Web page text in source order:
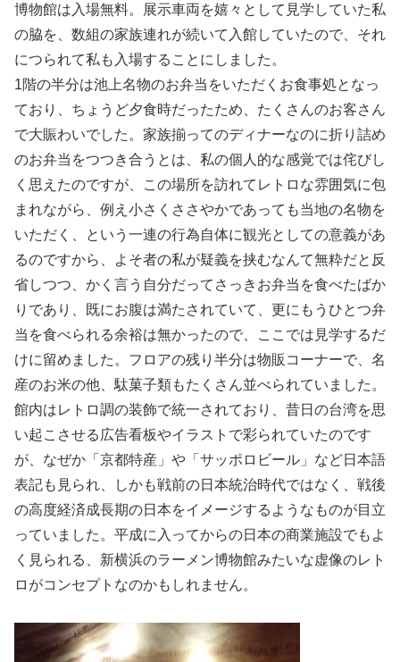
博物館は入場無料。展示車両を嬉々として見学していた私
の脇を、数組の家族連れが続いて入館していたので、それ
につられて私も入場することにしました。
1階の半分は池上名物のお弁当をいただくお食事処となっ
ており、ちょうど夕食時だったため、たくさんのお客さん
で大賑わいでした。家族揃ってのディナーなのに折り詰め
のお弁当をつつき合うとは、私の個人的な感覚では侘びし
く思えたのですが、この場所を訪れてレトロな雰囲気に包
まれながら、例え小さくささやかであっても当地の名物を
いただく、という一連の行為自体に観光としての意義があ
るのですから、よそ者の私が疑義を挟むなんて無粋だと反
省しつつ、かく言う自分だってさっきお弁当を食べたばか
りであり、既にお腹は満たされていて、更にもうひとつ弁
当を食べられる余裕は無かったので、ここでは見学するだ
けに留めました。フロアの残り半分は物販コーナーで、名
産のお米の他、駄菓子類もたくさん並べられていました。
館内はレトロ調の装飾で統一されており、昔日の台湾を思
い起こさせる広告看板やイラストで彩られていたのです
が、なぜか「京都特産」や「サッポロビール」など日本語
表記も見られ、しかも戦前の日本統治時代ではなく、戦後
の高度経済成長期の日本をイメージするようなものが目立
っていました。平成に入ってからの日本の商業施設でもよ
く見られる、新横浜のラーメン博物館みたいな虚像のレト
ロがコンセプトなのかもしれません。